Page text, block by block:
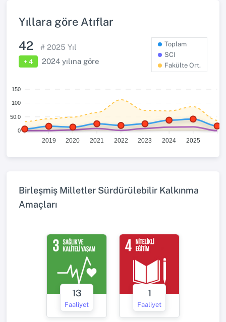
Yıllara göre Atıflar
42 # 2025 Yıl
+ 4 2024 yılına göre
Toplam
SCI
Fakülte Ort.
150
100
50.0
0
2019 2020 2021 2022 2023 2024 2025
Birleşmiş Milletler Sürdürülebilir Kalkınma
Amaçları
13
Faaliyet
1
Faaliyet